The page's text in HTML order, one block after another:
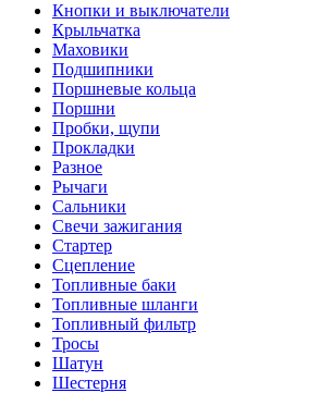
Кнопки и выключатели
Крыльчатка
Маховики
Подшипники
Поршневые кольца
Поршни
Пробки, щупи
Прокладки
Разное
Рычаги
Сальники
Свечи зажигания
Стартер
Сцепление
Топливные баки
Топливные шланги
Топливный фильтр
Тросы
Шатун
Шестерня